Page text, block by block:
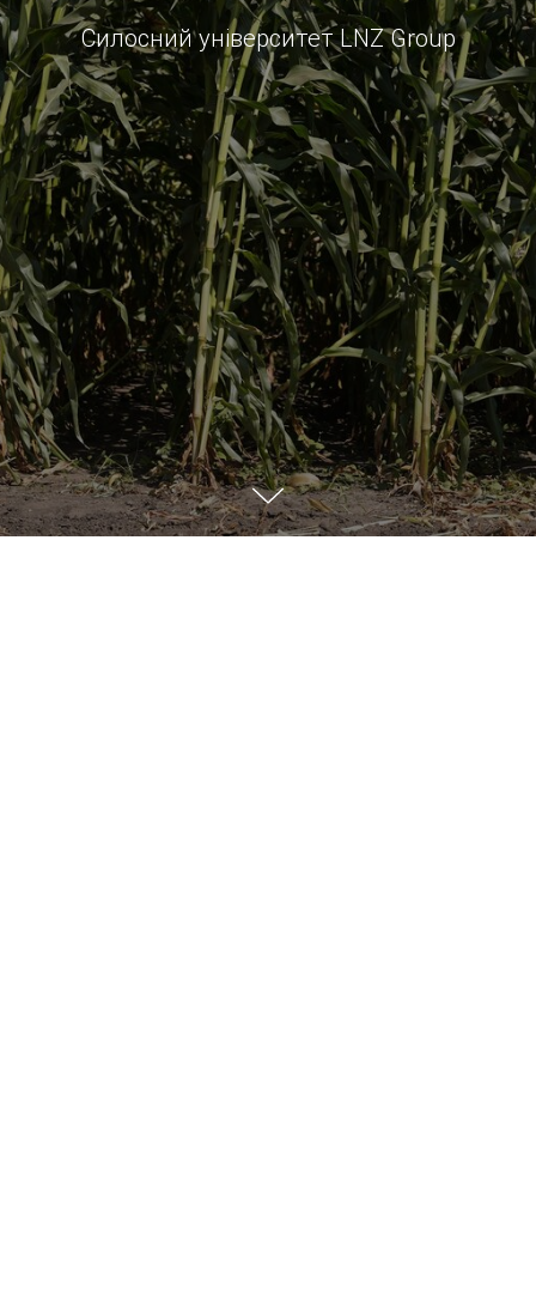
Силосний університет LNZ Group